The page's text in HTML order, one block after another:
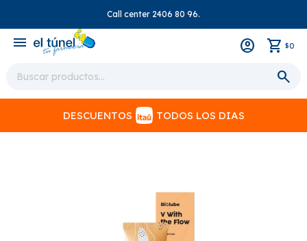
Call center 2406 80 96.
menu $0
DESCUENTOS TODOS LOS DIAS
close